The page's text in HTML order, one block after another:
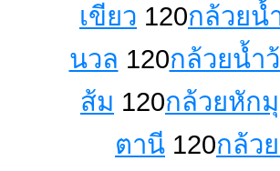
เขียว 120กล้วยน้
นวล 120กล้วยน้ำ
ส้ม 120กล้วยหัก
ตานี 120กล้ว